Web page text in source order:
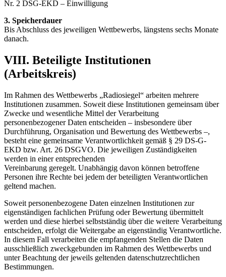
Nr. 2 DSG-EKD – Einwilligung
3. Speicherdauer
Bis Abschluss des jeweiligen Wettbewerbs, längstens sechs Monate
danach.
VIII. Beteiligte Institutionen
(Arbeitskreis)
Im Rahmen des Wettbewerbs „Radiosiegel“ arbeiten mehrere
Institutionen zusammen. Soweit diese Institutionen gemeinsam über
Zwecke und wesentliche Mittel der Verarbeitung
personenbezogener Daten entscheiden – insbesondere über
Durchführung, Organisation und Bewertung des Wettbewerbs –,
besteht eine gemeinsame Verantwortlichkeit gemäß § 29 DS-G-
EKD bzw. Art. 26 DSGVO. Die jeweiligen Zuständigkeiten
werden in einer entsprechenden
Vereinbarung geregelt. Unabhängig davon können betroffene
Personen ihre Rechte bei jedem der beteiligten Verantwortlichen
geltend machen.
Soweit personenbezogene Daten einzelnen Institutionen zur
eigenständigen fachlichen Prüfung oder Bewertung übermittelt
werden und diese hierbei selbstständig über die weitere Verarbeitung
entscheiden, erfolgt die Weitergabe an eigenständig Verantwortliche.
In diesem Fall verarbeiten die empfangenden Stellen die Daten
ausschließlich zweckgebunden im Rahmen des Wettbewerbs und
unter Beachtung der jeweils geltenden datenschutzrechtlichen
Bestimmungen.